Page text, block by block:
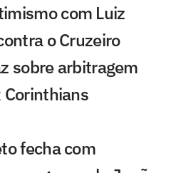
com Luiz
o Cruzeiro
sobre arbitragem
fecha com